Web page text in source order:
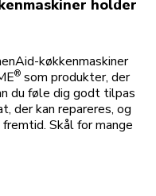
holder
køkkenmaskiner
® som produkter, der
du føle dig godt tilpas
der kan repareres, og
Skål for mange